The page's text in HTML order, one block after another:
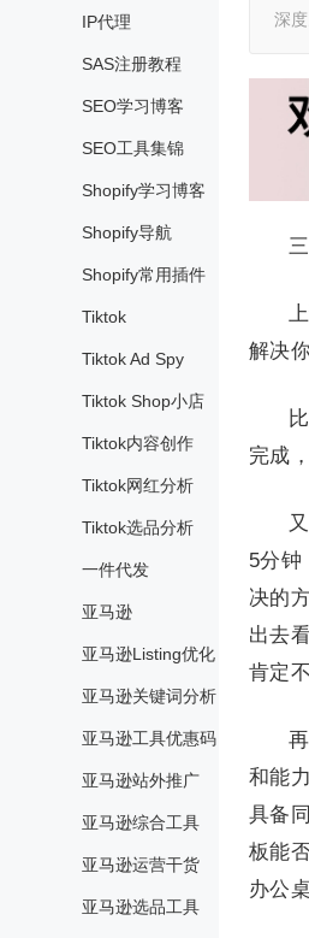
IP代理
SAS注册教程
SEO学习博客
SEO工具集锦
Shopify学习博客
Shopify导航
Shopify常用插件
Tiktok
Tiktok Ad Spy
Tiktok Shop小店
Tiktok内容创作
Tiktok网红分析
Tiktok选品分析
一件代发
亚马逊
亚马逊Listing优化
亚马逊关键词分析
亚马逊工具优惠码
亚马逊站外推广
亚马逊综合工具
亚马逊运营干货
亚马逊选品工具
深
解决
完成
5分钟
决的
出去
肯定
和能
具备
板能
办公